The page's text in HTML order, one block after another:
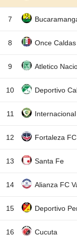
7
8 Once Caldas
9 Atletico
10 Deportivo
11
12 Fortaleza FC
13 Santa Fe
14 Alianza FC
15 Deportivo
16 Cucuta